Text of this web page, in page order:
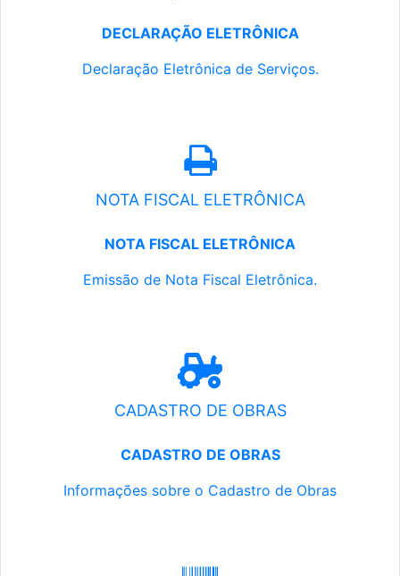
DECLARAÇÃO ELETRÔNICA
Declaração Eletrônica de Serviços.
NOTA FISCAL ELETRÔNICA
NOTA FISCAL ELETRÔNICA
Emissão de Nota Fiscal Eletrônica.
CADASTRO DE OBRAS
CADASTRO DE OBRAS
Informações sobre o Cadastro de Obras